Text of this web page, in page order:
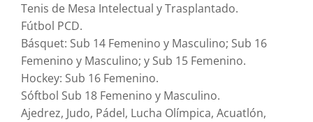
Tenis de Mesa Intelectual y Trasplantado.
Fútbol PCD.
Básquet: Sub 14 Femenino y Masculino; Sub 16
Femenino y Masculino; y Sub 15 Femenino.
Hockey: Sub 16 Femenino.
Sóftbol Sub 18 Femenino y Masculino.
Ajedrez, Judo, Pádel, Lucha Olímpica, Acuatlón,